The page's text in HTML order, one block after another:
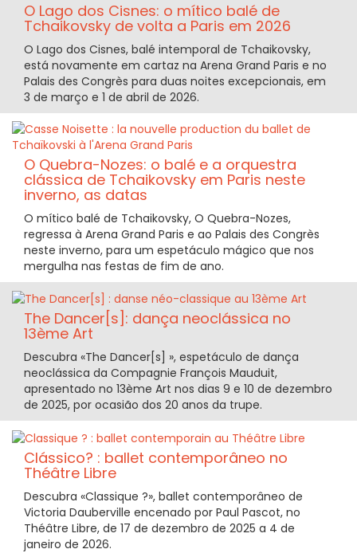
O Lago dos Cisnes: o mítico balé de
Tchaikovsky de volta a Paris em 2026
O Lago dos Cisnes, balé intemporal de Tchaikovsky,
está novamente em cartaz na Arena Grand Paris e no
Palais des Congrès para duas noites excepcionais, em
3 de março e 1 de abril de 2026.
O Quebra-Nozes: o balé e a orquestra
clássica de Tchaikovsky em Paris neste
inverno, as datas
O mítico balé de Tchaikovsky, O Quebra-Nozes,
regressa à Arena Grand Paris e ao Palais des Congrès
neste inverno, para um espetáculo mágico que nos
mergulha nas festas de fim de ano.
The Dancer[s]: dança neoclássica no
13ème Art
Descubra «The Dancer[s] », espetáculo de dança
neoclássica da Compagnie François Mauduit,
apresentado no 13ème Art nos dias 9 e 10 de dezembro
de 2025, por ocasião dos 20 anos da trupe.
Clássico? : ballet contemporâneo no
Théâtre Libre
Descubra «Classique ?», ballet contemporâneo de
Victoria Dauberville encenado por Paul Pascot, no
Théâtre Libre, de 17 de dezembro de 2025 a 4 de
janeiro de 2026.